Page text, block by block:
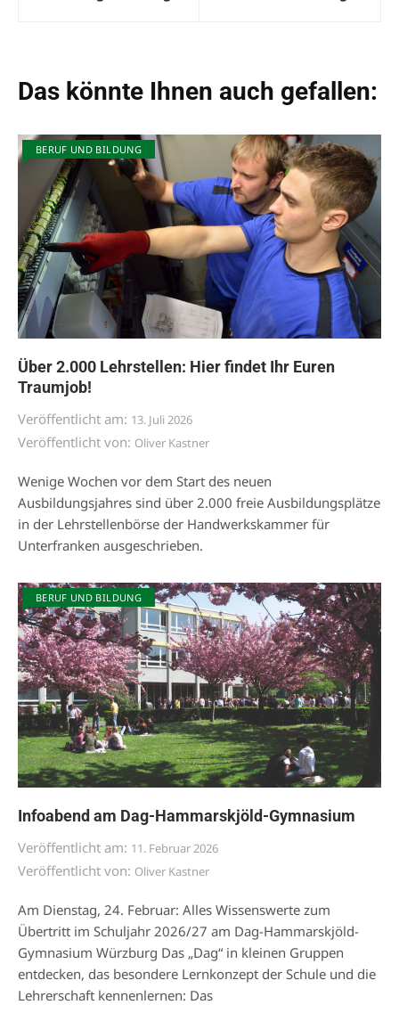
Das könnte Ihnen auch gefallen:
BERUF UND BILDUNG
Über 2.000 Lehrstellen: Hier findet Ihr Euren
Traumjob!
Veröffentlicht am: 13. Juli 2026
Veröffentlicht von: Oliver Kastner
Wenige Wochen vor dem Start des neuen
Ausbildungsjahres sind über 2.000 freie Ausbildungsplätze
in der Lehrstellenbörse der Handwerkskammer für
Unterfranken ausgeschrieben.
BERUF UND BILDUNG
Infoabend am Dag-Hammarskjöld-Gymnasium
Veröffentlicht am: 11. Februar 2026
Veröffentlicht von: Oliver Kastner
Am Dienstag, 24. Februar: Alles Wissenswerte zum
Übertritt im Schuljahr 2026/27 am Dag-Hammarskjöld-
Gymnasium Würzburg Das „Dag“ in kleinen Gruppen
entdecken, das besondere Lernkonzept der Schule und die
Lehrerschaft kennenlernen: Das